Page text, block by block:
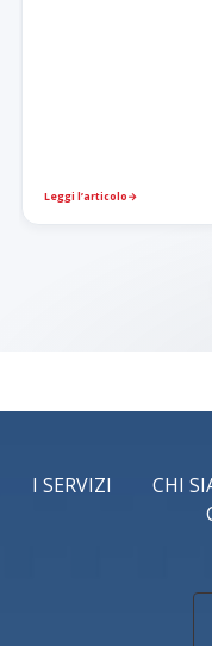
Leggi l’articolo→
I SERVIZI CHI